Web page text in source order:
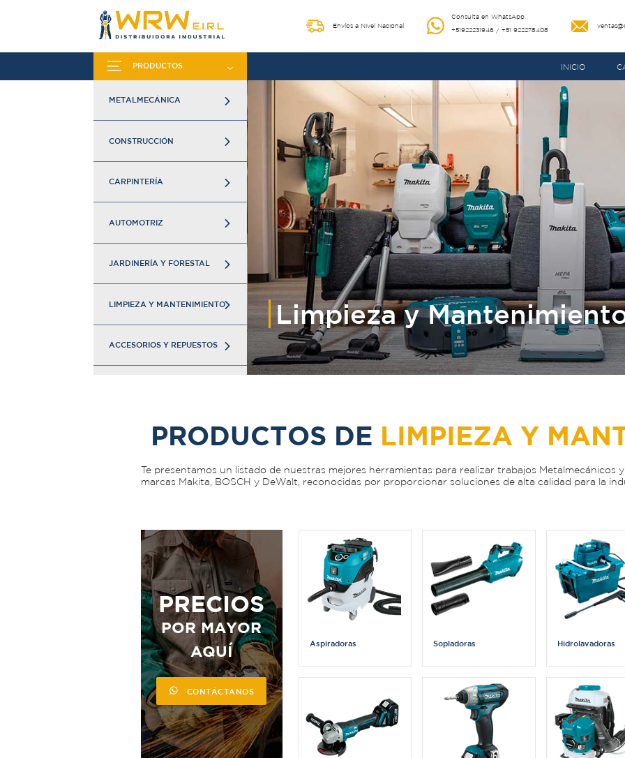
Envíos a Nivel Nacional
Consulta en WhatsApp
+51922231946 / +51 922278408
PRODUCTOS INICIO
METALMECÁNICA
CONSTRUCCIÓN
CARPINTERÍA
AUTOMOTRIZ
JARDINERÍA Y FORESTAL
LIMPIEZA Y MANTENIMIENTO
ACCESORIOS Y REPUESTOS
Limpieza y
PRODUCTOS DE LIMPIEZA Y
Te presentamos un listado de nuestras mejores herramientas para realizar trabajos Metalmecánicos
marcas Makita, BOSCH y DeWalt, reconocidas por proporcionar soluciones de alta calidad para la
PRECIOS
POR MAYOR
AQUÍ
CONTÁCTANOS
Aspiradoras Sopladoras Hidrolavadoras